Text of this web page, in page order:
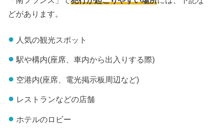
どがあります。
人気の観光スポット
駅や構内(座席、車内から出入りする際)
空港内(座席、電光掲示板周辺など)
レストランなどの店舗
ホテルのロビー